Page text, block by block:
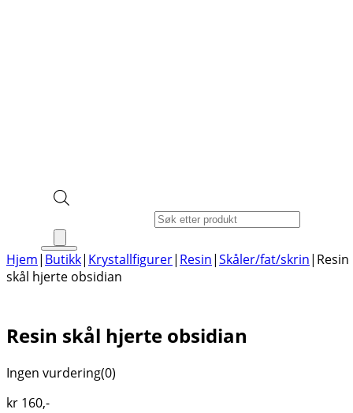
Hjem| Butikk| Krystallfigurer| Resin|Skåler/fat/skrin| Resin
skål hjerte obsidian
Resin skål hjerte obsidian
Ingen vurdering(0)
kr 160,-